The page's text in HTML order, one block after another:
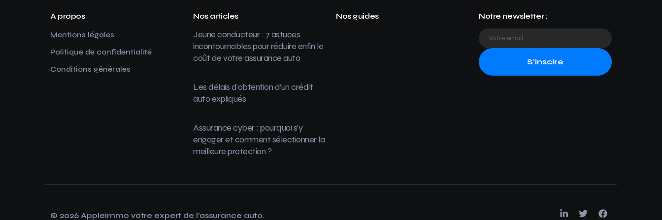
A propos
Mentions légales
Politique de confidentialité
Conditions générales
Nos articles
Jeune conducteur : 7 astuces
incontournables pour réduire enfin le
coût de votre assurance auto
Les délais d’obtention d’un crédit
auto expliqués
Assurance cyber : pourquoi s’y
engager et comment sélectionner la
meilleure protection ?
Nos guides Notre newsletter :
S'inscire
© 2026 Appleimmo votre expert de l’assurance auto.